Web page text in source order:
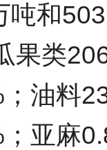
吨和
果类
油料
亚麻